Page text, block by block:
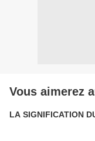
Vous aimerez
LA SIGNIFICATION